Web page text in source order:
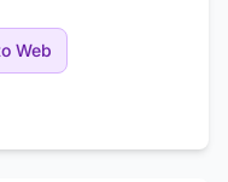
frontali e
frontali disponiamo
per quanto
di carrelli
elevatori a
da nostri tecnici
Web